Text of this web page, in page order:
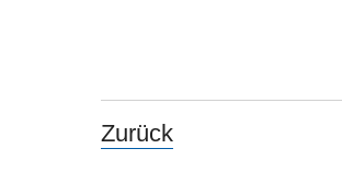
Zurück